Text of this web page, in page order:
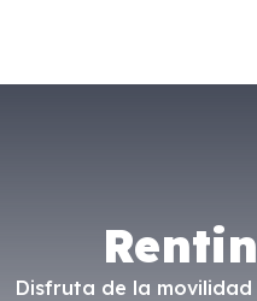
Disfruta de la